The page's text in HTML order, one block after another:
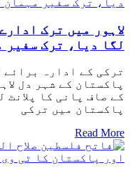
لاہور میں ترک
لگا دیا، ترک سفیر
ترکی کے ادارہ
پاکستان کے شہر دل
کے صاف پانی کا
پاکستان میں ترکی
Read More